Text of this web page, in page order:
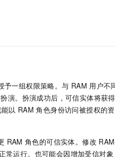
予一组权限策略。与 RAM 用户不
演。扮演成功后，可信实体将获得
以 RAM 角色身份访问被授权的资
RAM 角色的可信实体。修改 RAM
常运行。也可能会因增加受信对